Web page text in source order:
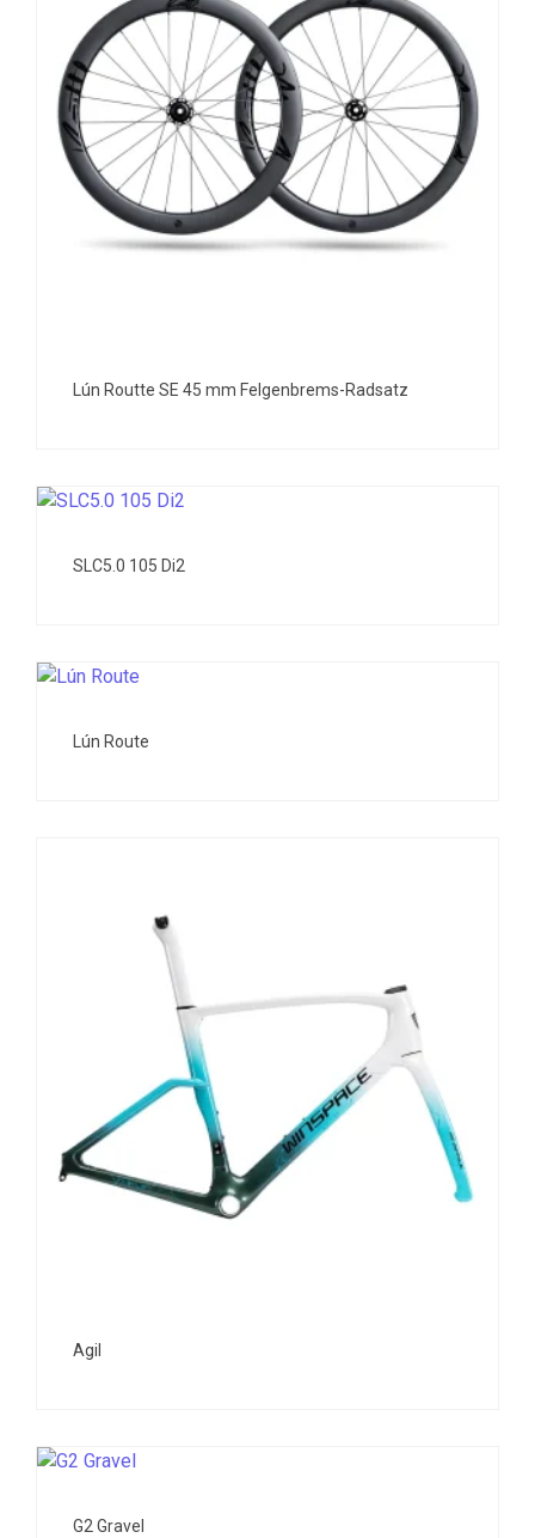
Lún Routte SE 45 mm Felgenbrems-Radsatz
SLC5.0 105 Di2
Lún Route
Agil
G2 Gravel